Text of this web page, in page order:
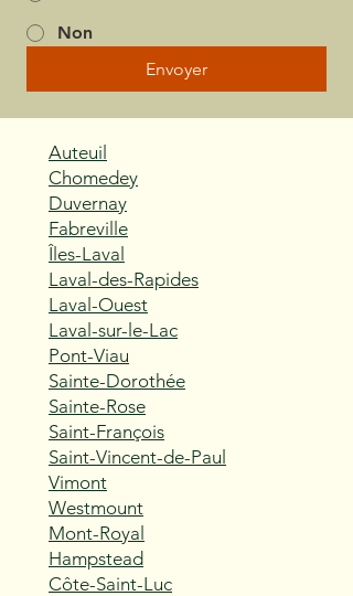
Non
Envoyer
Auteuil
Chomedey
Duvernay
Fabreville
Îles-Laval
Laval-des-Rapides
Laval-Ouest
Laval-sur-le-Lac
Pont-Viau
Sainte-Dorothée
Sainte-Rose
Saint-François
Saint-Vincent-de-Paul
Vimont
Westmount
Mont-Royal
Hampstead
Côte-Saint-Luc